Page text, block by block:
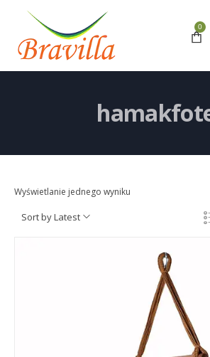
0
Wyświetlanie jednego wyniku
Sort by Latest